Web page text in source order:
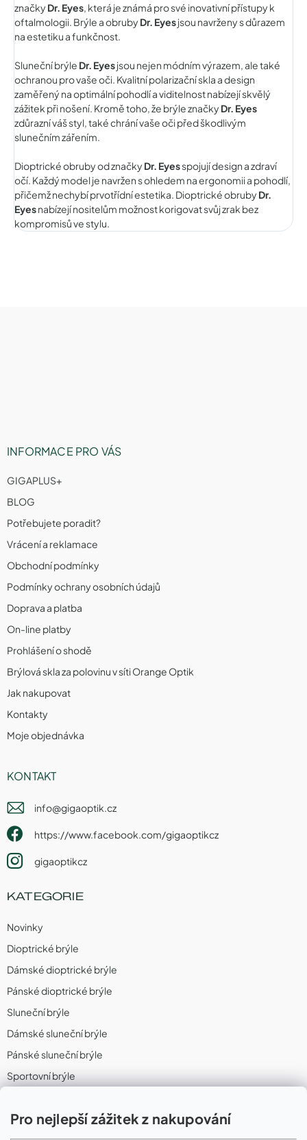
Pro nejlepší zážitek z nakupování
značkyDr. Eyes, která je známá pro své inovativní přístupy k
oftalmologii. Brýle a obrubyDr. Eyesjsou navrženy s důrazem
na estetiku a funkčnost.
Sluneční brýle Dr. Eyesjsou nejen módním výrazem, ale také
ochranou pro vaše oči. Kvalitní polarizační skla a design
zaměřený na optimální pohodlí a viditelnost nabízejí skvělý
zážitek při nošení. Kromě toho, že brýle značkyDr. Eyes
zdůrazní váš styl, také chrání vaše oči před škodlivým
slunečním zářením.
Dioptrické obruby od značkyDr. Eyesspojují design a zdraví
očí. Každý model je navržen s ohledem na ergonomii a pohodlí,
přičemž nechybí prvotřídní estetika. Dioptrické obrubyDr.
Eyesnabízejí nositelům možnost korigovat svůj zrak bez
kompromisů ve stylu.
INFORMACE PRO VÁS
GIGAPLUS+
BLOG
Potřebujete poradit?
Vrácení a reklamace
Obchodní podmínky
Podmínky ochrany osobních údajů
Doprava a platba
On-line platby
Prohlášení o shodě
Brýlová skla za polovinu v síti Orange Optik
Jak nakupovat
Kontakty
Moje objednávka
KONTAKT
info@gigaoptik.cz
https://www.facebook.com/gigaoptikcz
gigaoptikcz
KATEGORIE
Novinky
Dioptrické brýle
Dámské dioptrické brýle
Pánské dioptrické brýle
Sluneční brýle
Dámské sluneční brýle
Pánské sluneční brýle
Sportovní brýle
Sportovní dioptrické brýle